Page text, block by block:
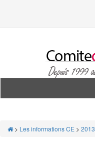
> Les informations CE > 2013